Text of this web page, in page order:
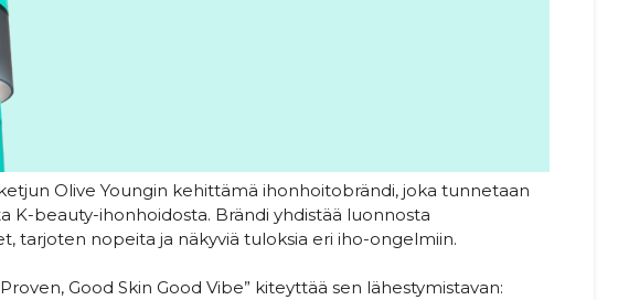
Olive Youngin kehittämä ihonhoitobrändi, joka tunnetaan
K-beauty-ihonhoidosta. Brändi yhdistää luonnosta
tarjoten nopeita ja näkyviä tuloksia eri iho-ongelmiin.
Good Skin Good Vibe” kiteyttää sen lähestymistavan: